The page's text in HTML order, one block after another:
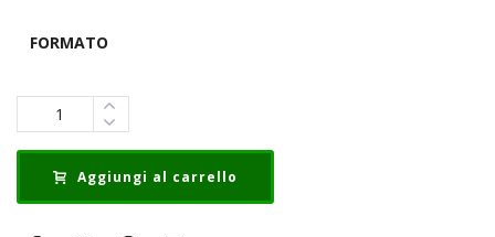
FORMATO
Quantità
Aggiungi al carrello